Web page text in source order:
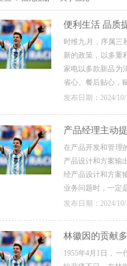
便利生活 品质
时维九月，序属三
新的政策，以多重
家电以多款新品为
省心、餐后贴心，
发布日期：2024/10/
产品经理主动
在产品开发和管理
产品设计和方案输
经产品设计和方案
业务问题时，一定
发布日期：2024/10/
林徽因的贡献
1955年4月1日，